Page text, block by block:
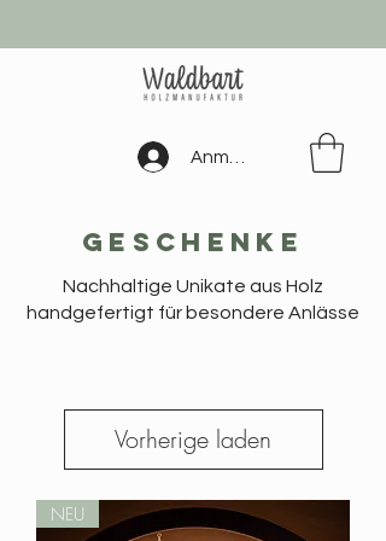
Anmelden
Geschenke
Nachhaltige Unikate aus Holz
handgefertigt für besondere Anlässe
Vorherige laden
NEU